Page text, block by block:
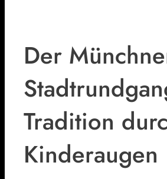
Der
Tradition
Kinderaugen